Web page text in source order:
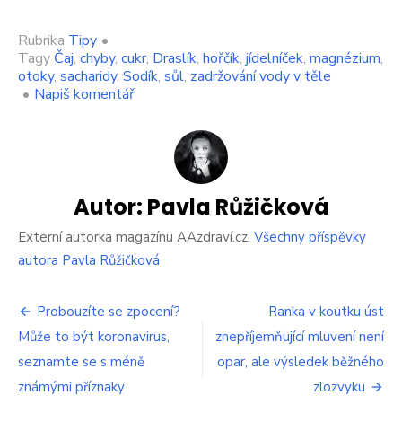
Rubrika Tipy •
Tagy Čaj, chyby, cukr, Draslík, hořčík, jídelníček, magnézium,
otoky, sacharidy, Sodík, sůl, zadržování vody v těle
• Napiš komentářon
jídelníčku,
způsobují
zadržování
vody
v
Autor: Pavla Růžičková
Externí autorka magazínu AAzdraví.cz. Všechny příspěvky
autora Pavla Růžičková
Navigace
pro
příspěvek
Probouzíte se zpocení?
Může to být koronavirus,
seznamte se s méně
známými příznaky
Ranka v koutku úst
znepříjemňující mluvení není
opar, ale výsledek běžného
zlozvyku